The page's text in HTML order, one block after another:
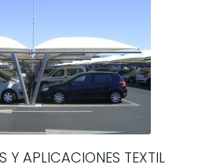
Y APLICACIONES TEXTIL